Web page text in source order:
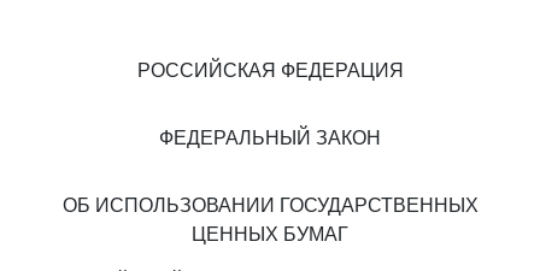
РОССИЙСКАЯ ФЕДЕРАЦИЯ
ФЕДЕРАЛЬНЫЙ ЗАКОН
ОБ ИСПОЛЬЗОВАНИИ ГОСУДАРСТВЕННЫХ
ЦЕННЫХ БУМАГ